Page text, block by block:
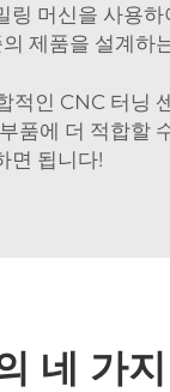
머신을 사용
제품을 설계하
적인 CNC 터닝
품에 더 적합할
면 됩니다!
네 가